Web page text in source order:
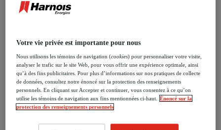
Fluide d’échappement diesel
Huiles et lubrification moteur
Produits d’aviation
AFS Exécutif (FBO)
Auto-propane
À propos de l’auto-propane
Notre réseau auto-propane
CARDLOCK
À propos de notre réseau
Cartes commerciales
Énergies Express
Votre vie privée est importante pour nous
Nous utilisons les témoins de navigation (cookies) pour personnaliser votre visite,
analyser le trafic sur le site Web, pour vous offrir une expérience optimale, ainsi
qu’à des fins publicitaires. Pour plus d’informations sur nos pratiques de collecte
de données, consultez notre énoncé sur la protection des renseignements
personnels. En cliquant sur Accepter et continuer, vous consentez à ce qu’on
utilise les témoins de navigation aux fins mentionnées ci-haut. Énoncé sur la
protection des renseignements personnels